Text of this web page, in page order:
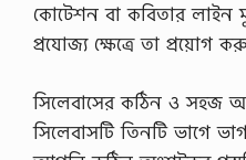
কোটেশন বা কবিতার লাইন
প্রযোজ্য ক্ষেত্রে তা প্রয়োগ
সিলেবাসের কঠিন ও সহজ
সিলেবাসটি তিনটি ভাগে